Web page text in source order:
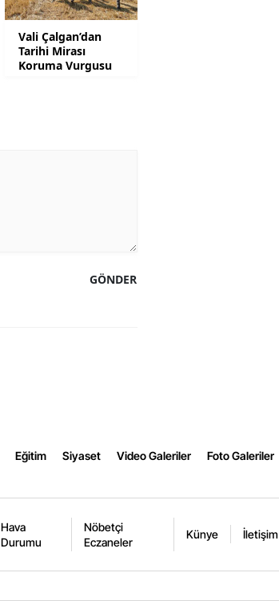
Sivas
Tekirdağ
Tokat
Şırnak
Bartın
Ardahan
Vali Çalgan’dan
Tarihi Mirası
Koruma Vurgusu
GÖNDER
Eğitim Siyaset Video Galeriler Foto Galeriler
Hava
Durumu
Nöbetçi
Eczaneler
Künye İletişim